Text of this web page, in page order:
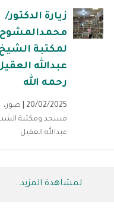
زيارة الدكتور/
لمكتبة
عبدالله
رحمه الله
20/02/2025 | صور ،
مسجد ومكتبة
عبدالله العقيل
لمشاهدة المزيد..